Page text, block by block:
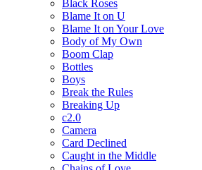
Black Roses
Blame It on U
Blame It on Your Love
Body of My Own
Boom Clap
Bottles
Boys
Break the Rules
Breaking Up
c2.0
Camera
Card Declined
Caught in the Middle